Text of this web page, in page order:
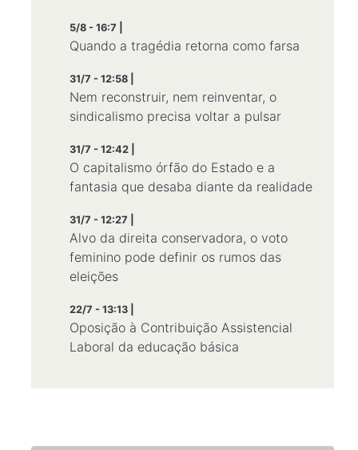
5/8 - 16:7 |
Quando a tragédia retorna como farsa
31/7 - 12:58 |
Nem reconstruir, nem reinventar, o
sindicalismo precisa voltar a pulsar
31/7 - 12:42 |
O capitalismo órfão do Estado e a
fantasia que desaba diante da realidade
31/7 - 12:27 |
Alvo da direita conservadora, o voto
feminino pode definir os rumos das
eleições
22/7 - 13:13 |
Oposição à Contribuição Assistencial
Laboral da educação básica